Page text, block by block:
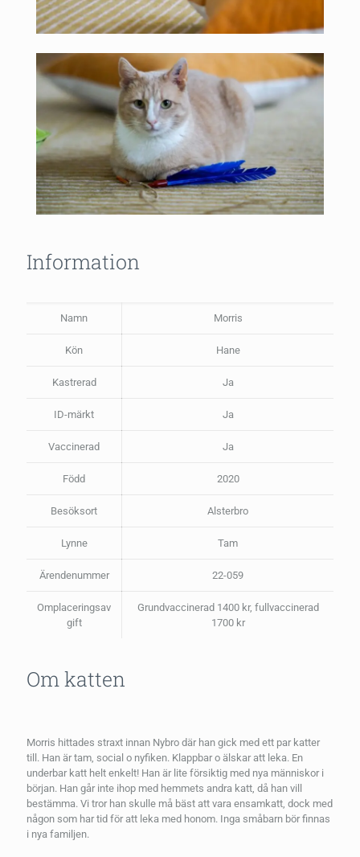
Information
Namn Morris
Kön Hane
Kastrerad Ja
ID-märkt Ja
Vaccinerad Ja
Född 2020
Besöksort Alsterbro
Lynne Tam
Ärendenummer 22-059
Omplaceringsav
gift
Grundvaccinerad 1400 kr, fullvaccinerad
1700 kr
Om katten
Morris hittades straxt innan Nybro där han gick med ett par katter
till. Han är tam, social o nyfiken. Klappbar o älskar att leka. En
underbar katt helt enkelt! Han är lite försiktig med nya människor i
början. Han går inte ihop med hemmets andra katt, då han vill
bestämma. Vi tror han skulle må bäst att vara ensamkatt, dock med
någon som har tid för att leka med honom. Inga småbarn bör finnas
i nya familjen.